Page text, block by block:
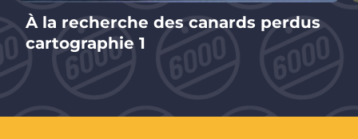
À la recherche des canards perdus
cartographie 1